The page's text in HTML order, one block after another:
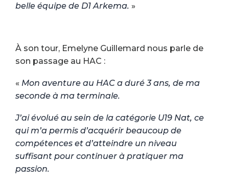
belle équipe de D1 Arkema. »
À son tour, Emelyne Guillemard nous parle de
son passage au HAC :
« Mon aventure au HAC a duré 3 ans, de ma
seconde à ma terminale.
J’ai évolué au sein de la catégorie U19 Nat, ce
qui m’a permis d’acquérir beaucoup de
compétences et d’atteindre un niveau
suffisant pour continuer à pratiquer ma
passion.